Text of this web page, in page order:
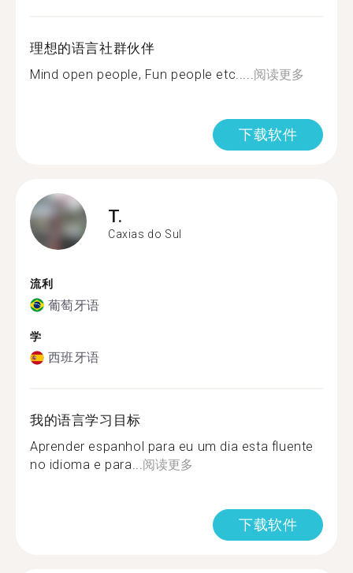
理想的语言社群伙伴
Mind open people, Fun people etc.....阅读更多
下载软件
T.
Caxias do Sul
流利
葡萄牙语
学
西班牙语
我的语言学习目标
Aprender espanhol para eu um dia esta fluente
no idioma e para...阅读更多
下载软件